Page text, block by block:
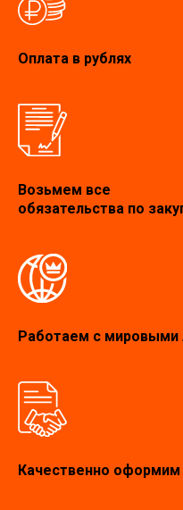
Оплата в рублях
Возьмем все
обязательства по
Работаем с мировыми
Качественно оформим